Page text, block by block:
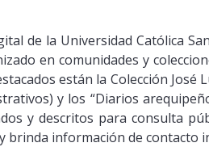
de la Universidad Católica
en comunidades y
están la Colección José
y los “Diarios
y descritos para consulta
brinda información de